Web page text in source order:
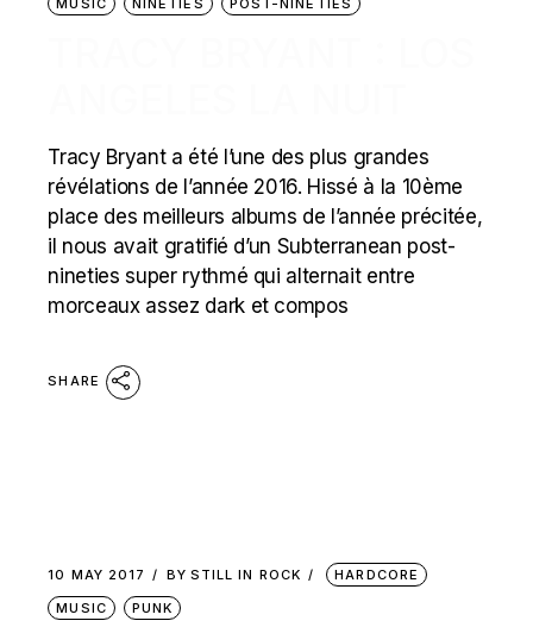
MUSIC NINETIES POST-NINETIES
Tracy Bryant a été l’une des plus grandes
révélations de l’année 2016. Hissé à la 10ème
place des meilleurs albums de l’année précitée,
il nous avait gratifié d’un Subterranean post-
nineties super rythmé qui alternait entre
morceaux assez dark et compos
SHARE
10 MAY 2017 BY STILL IN ROCK
HARDCORE
MUSIC
PUNK